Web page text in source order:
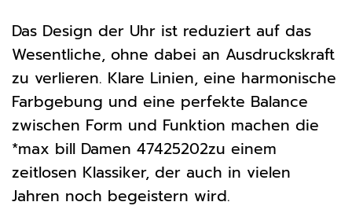
Das Design der Uhr ist reduziert auf das
Wesentliche, ohne dabei an Ausdruckskraft
zu verlieren. Klare Linien, eine harmonische
Farbgebung und eine perfekte Balance
zwischen Form und Funktion machen die
*max bill Damen 47425202zu einem
zeitlosen Klassiker, der auch in vielen
Jahren noch begeistern wird.